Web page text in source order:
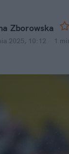
Zborowska
2025, 10:12 1